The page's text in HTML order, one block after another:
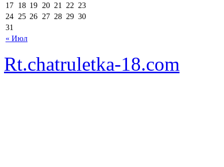
« Июл
17 18 19 20 21 22 23
24 25 26 27 28 29 30
31
Rt.chatruletka-18.com